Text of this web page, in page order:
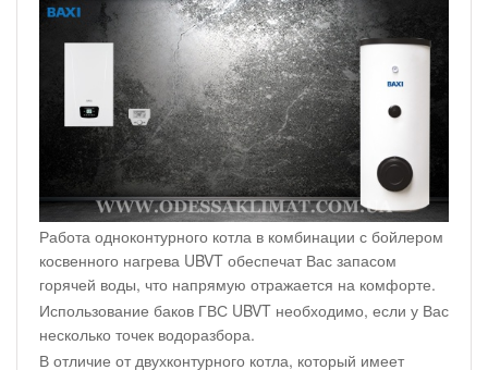
Работа одноконтурного котла в комбинации с бойлером
косвенного нагрева UBVT обеспечат Вас запасом
горячей воды, что напрямую отражается на комфорте.
Использование баков ГВС UBVT необходимо, если у Вас
несколько точек водоразбора.
В отличие от двухконтурного котла, который имеет